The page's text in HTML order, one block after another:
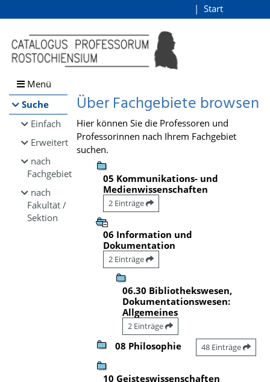
Browsen
direkt zum Inhalt
Start
Menü
Suche
Einfach
Erweitert
nach
Fachgebiet
nach
Fakultät /
Sektion
Über Fachgebiete browsen
Hier können Sie die Professoren und
Professorinnen nach Ihrem Fachgebiet
suchen.
05 Kommunikations- und
Medienwissenschaften
2 Einträge
06 Information und
Dokumentation
2 Einträge
06.30 Bibliothekswesen,
Dokumentationswesen:
Allgemeines
2 Einträge
08 Philosophie 48 Einträge
10 Geisteswissenschaften